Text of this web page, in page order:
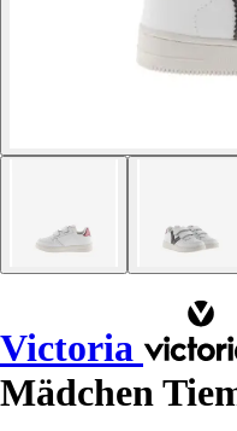
Victoria
Mädchen